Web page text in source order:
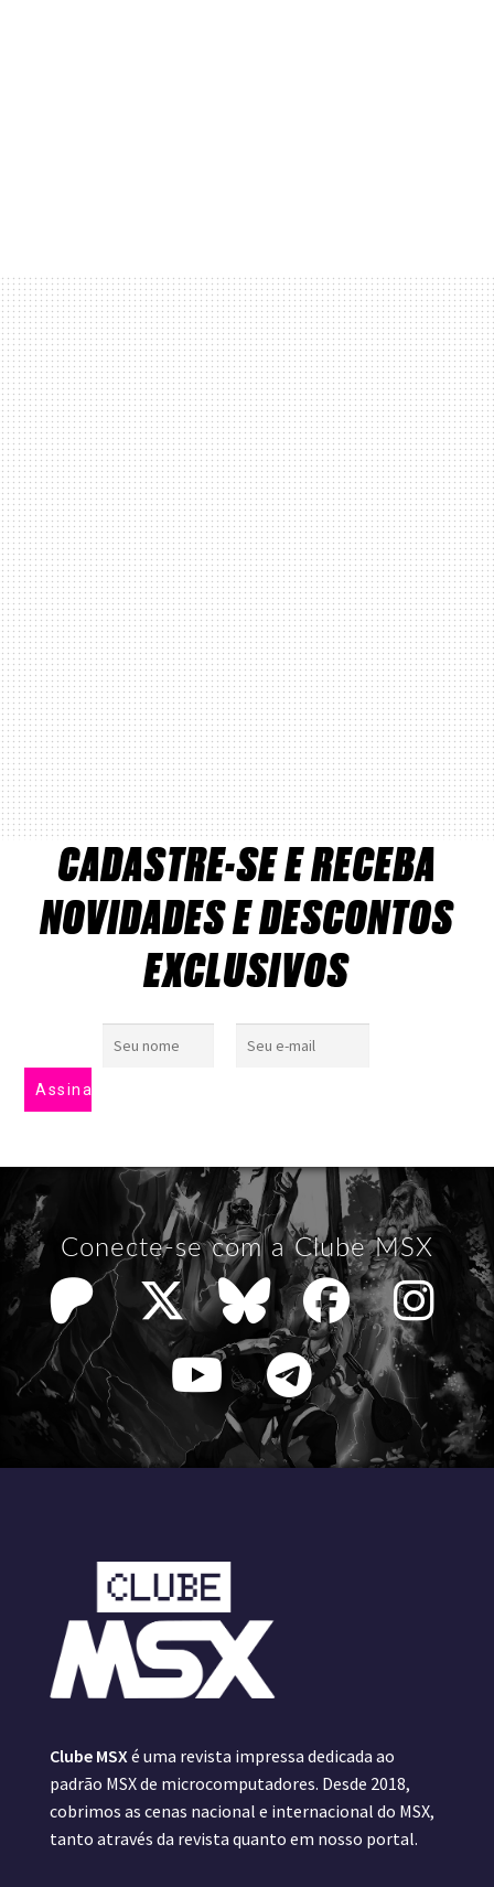
CADASTRE-SE E RECEBA
NOVIDADES E DESCONTOS
EXCLUSIVOS
Conecte-se com a Clube MSX
Clube MSX é uma revista impressa dedicada ao
padrão MSX de microcomputadores. Desde 2018,
cobrimos as cenas nacional e internacional do MSX,
tanto através da revista quanto em nosso portal.